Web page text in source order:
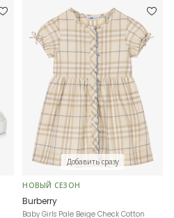
Добавить сразу
НОВЫЙ СЕЗОН
Burberry
Baby Girls Pale Beige Check Cotton